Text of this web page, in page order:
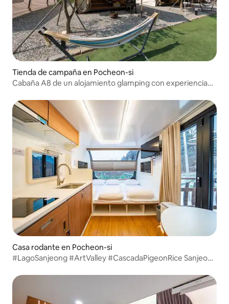
Tienda de campaña en Pocheon-si
Cabaña A8 de un alojamiento glamping con experiencia
Casa rodante en Pocheon-si
#LagoSanjeong #ArtValley #CascadaPigeonRice Sanjeong